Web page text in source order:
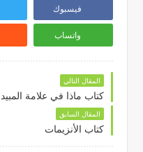
فيسبوك
واتساب
المقال التالي
كتاب ماذا في علامة المبيد
المقال السابق
كتاب الأنزيمات